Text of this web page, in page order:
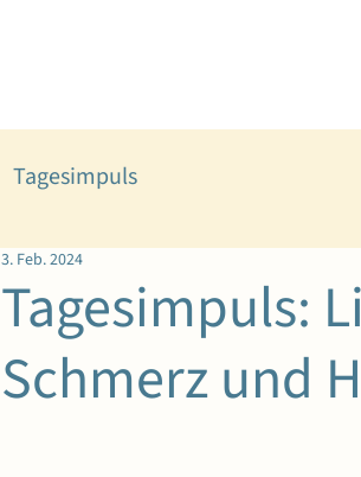
Tagesimpuls
Tagesimpuls:
Schmerz und
3. Feb. 2024